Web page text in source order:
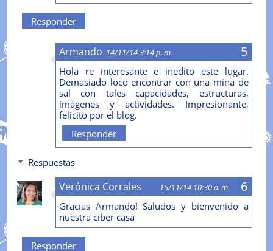
Responder
Armando 14/11/14 3:14 p. m.
Hola re interesante e inedito este lugar.
Demasiado loco encontrar con una mina de
sal con tales capacidades, estructuras,
imágenes y actividades. Impresionante,
felicito por el blog.
Responder
Respuestas
Verónica Corrales 15/11/14 10:30 a. m.
Gracias Armando! Saludos y bienvenido a
nuestra ciber casa
Responder